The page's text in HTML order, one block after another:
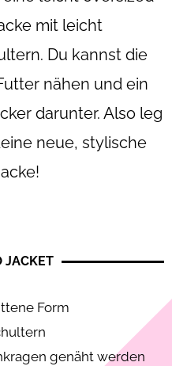
mit leicht
Du kannst die
nähen und ein
darunter. Also leg
neue, stylische
JACKET
Form
genäht werden